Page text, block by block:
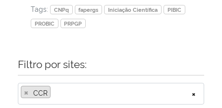
Secretaria de Governo
Advocacia-Geral da União
Banco Central do Brasil
Tags:
CNPq fapergs Iniciação Científica
PIBIC
PROBIC
PRPGP
Filtro por sites:
×
× CCR